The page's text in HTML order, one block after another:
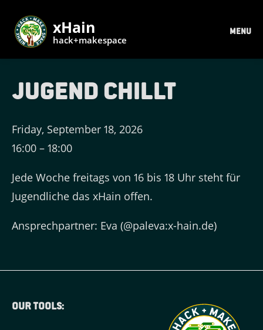
xHain
hack+makespace
MENU
Jugend Chillt
Friday, September 18, 2026
16:00 – 18:00
Jede Woche freitags von 16 bis 18 Uhr steht für
Jugendliche das xHain offen.
Ansprechpartner: Eva (@paleva:x-hain.de)
Our tools: